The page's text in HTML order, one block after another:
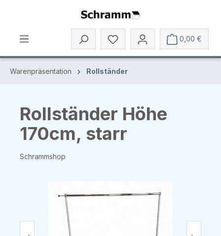
Zum Hauptinhalt springen
0,00 €
Warenpräsentation Rollständer
Rollständer Höhe
170cm, starr
Schrammshop